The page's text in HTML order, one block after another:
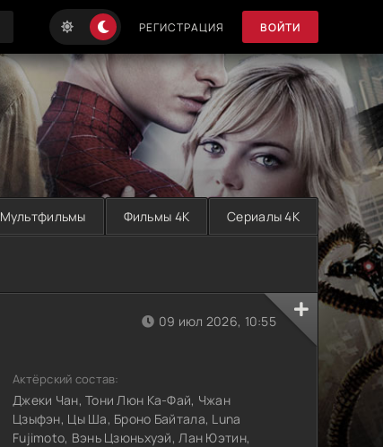
РЕГИСТРАЦИЯ ВОЙТИ
Мультфильмы Фильмы 4K Сериалы 4K
09 июл 2026, 10:55
Актёрский состав:
Джеки Чан, Тони Люн Ка-Фай, Чжан
Цзыфэн, Цы Ша, Броно Байтала, Luna
Fujimoto, Вэнь Цзюньхуэй, Лан Юэтин,